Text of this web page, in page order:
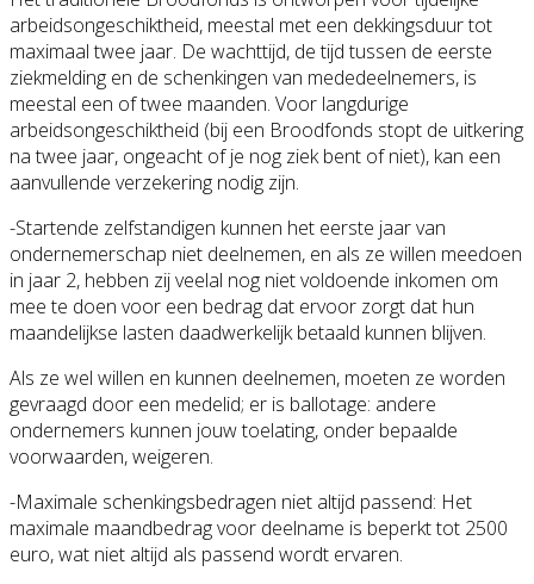
arbeidsongeschiktheid, meestal met een dekkingsduur tot
maximaal twee jaar. De wachttijd, de tijd tussen de eerste
ziekmelding en de schenkingen van mededeelnemers, is
meestal een of twee maanden. Voor langdurige
arbeidsongeschiktheid (bij een Broodfonds stopt de uitkering
na twee jaar, ongeacht of je nog ziek bent of niet), kan een
aanvullende verzekering nodig zijn.
-Startende zelfstandigen kunnen het eerste jaar van
ondernemerschap niet deelnemen, en als ze willen meedoen
in jaar 2, hebben zij veelal nog niet voldoende inkomen om
mee te doen voor een bedrag dat ervoor zorgt dat hun
maandelijkse lasten daadwerkelijk betaald kunnen blijven.
Als ze wel willen en kunnen deelnemen, moeten ze worden
gevraagd door een medelid; er is ballotage: andere
ondernemers kunnen jouw toelating, onder bepaalde
voorwaarden, weigeren.
-Maximale schenkingsbedragen niet altijd passend: Het
maximale maandbedrag voor deelname is beperkt tot 2500
euro, wat niet altijd als passend wordt ervaren.